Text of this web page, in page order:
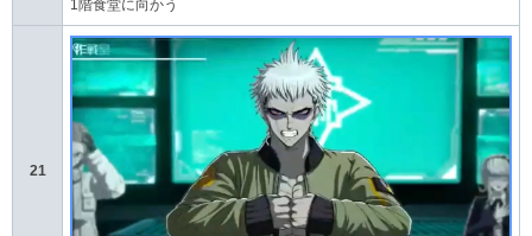
1階食堂に向かう
21